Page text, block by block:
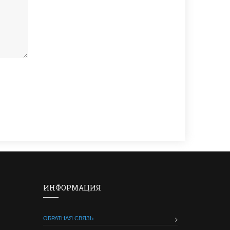
ИНФОРМАЦИЯ
ОБРАТНАЯ СВЯЗЬ